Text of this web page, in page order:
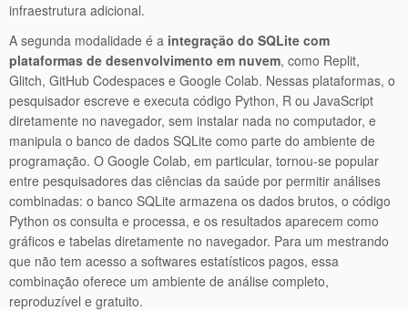
infraestrutura adicional.
A segunda modalidade é a integração do SQLite com
plataformas de desenvolvimento em nuvem, como Replit,
Glitch, GitHub Codespaces e Google Colab. Nessas plataformas, o
pesquisador escreve e executa código Python, R ou JavaScript
diretamente no navegador, sem instalar nada no computador, e
manipula o banco de dados SQLite como parte do ambiente de
programação. O Google Colab, em particular, tornou-se popular
entre pesquisadores das ciências da saúde por permitir análises
combinadas: o banco SQLite armazena os dados brutos, o código
Python os consulta e processa, e os resultados aparecem como
gráficos e tabelas diretamente no navegador. Para um mestrando
que não tem acesso a softwares estatísticos pagos, essa
combinação oferece um ambiente de análise completo,
reproduzível e gratuito.